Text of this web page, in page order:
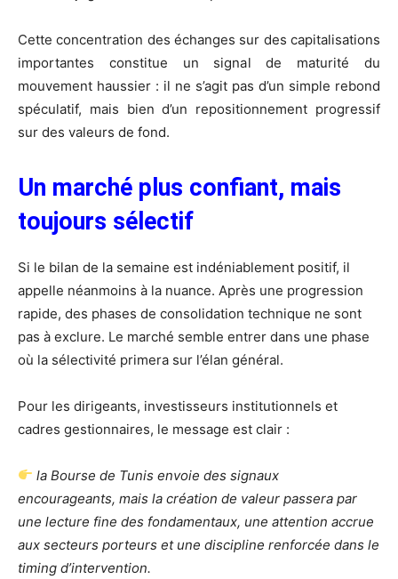
Cette concentration des échanges sur des capitalisations
importantes constitue un signal de maturité du
mouvement haussier : il ne s’agit pas d’un simple rebond
spéculatif, mais bien d’un repositionnement progressif
sur des valeurs de fond.
Un marché plus confiant, mais
toujours sélectif
Si le bilan de la semaine est indéniablement positif, il
appelle néanmoins à la nuance. Après une progression
rapide, des phases de consolidation technique ne sont
pas à exclure. Le marché semble entrer dans une phase
où la sélectivité primera sur l’élan général.
Pour les dirigeants, investisseurs institutionnels et
cadres gestionnaires, le message est clair :
la Bourse de Tunis envoie des signaux
encourageants, mais la création de valeur passera par
une lecture fine des fondamentaux, une attention accrue
aux secteurs porteurs et une discipline renforcée dans le
timing d’intervention.